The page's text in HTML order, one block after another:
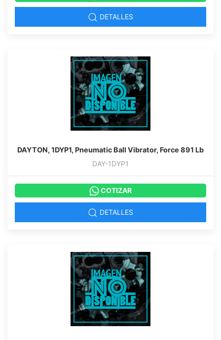
DETALLES
DAYTON, 1DYP1, Pneumatic Ball Vibrator, Force 891 Lb
DAY-1DYP1
COTIZAR
DETALLES